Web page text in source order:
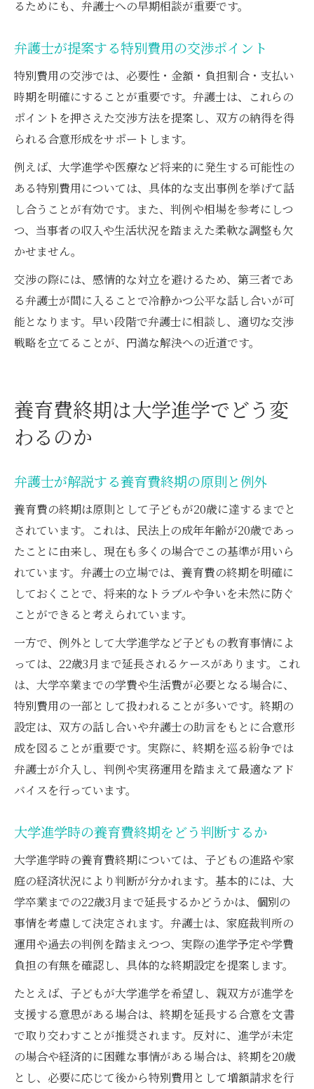
るためにも、弁護士への早期相談が重要です。
弁護士が提案する特別費用の交渉ポイント
特別費用の交渉では、必要性・金額・負担割合・支払い
時期を明確にすることが重要です。弁護士は、これらの
ポイントを押さえた交渉方法を提案し、双方の納得を得
られる合意形成をサポートします。
例えば、大学進学や医療など将来的に発生する可能性の
ある特別費用については、具体的な支出事例を挙げて話
し合うことが有効です。また、判例や相場を参考にしつ
つ、当事者の収入や生活状況を踏まえた柔軟な調整も欠
かせません。
交渉の際には、感情的な対立を避けるため、第三者であ
る弁護士が間に入ることで冷静かつ公平な話し合いが可
能となります。早い段階で弁護士に相談し、適切な交渉
戦略を立てることが、円満な解決への近道です。
養育費終期は大学進学でどう変
わるのか
弁護士が解説する養育費終期の原則と例外
養育費の終期は原則として子どもが20歳に達するまでと
されています。これは、民法上の成年年齢が20歳であっ
たことに由来し、現在も多くの場合でこの基準が用いら
れています。弁護士の立場では、養育費の終期を明確に
しておくことで、将来的なトラブルや争いを未然に防ぐ
ことができると考えられています。
一方で、例外として大学進学など子どもの教育事情によ
っては、22歳3月まで延長されるケースがあります。これ
は、大学卒業までの学費や生活費が必要となる場合に、
特別費用の一部として扱われることが多いです。終期の
設定は、双方の話し合いや弁護士の助言をもとに合意形
成を図ることが重要です。実際に、終期を巡る紛争では
弁護士が介入し、判例や実務運用を踏まえて最適なアド
バイスを行っています。
大学進学時の養育費終期をどう判断するか
大学進学時の養育費終期については、子どもの進路や家
庭の経済状況により判断が分かれます。基本的には、大
学卒業までの22歳3月まで延長するかどうかは、個別の
事情を考慮して決定されます。弁護士は、家庭裁判所の
運用や過去の判例を踏まえつつ、実際の進学予定や学費
負担の有無を確認し、具体的な終期設定を提案します。
たとえば、子どもが大学進学を希望し、親双方が進学を
支援する意思がある場合は、終期を延長する合意を文書
で取り交わすことが推奨されます。反対に、進学が未定
の場合や経済的に困難な事情がある場合は、終期を20歳
とし、必要に応じて後から特別費用として増額請求を行